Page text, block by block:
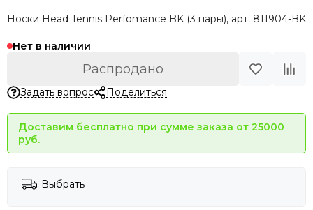
Носки Head Tennis Perfomance BK (3 пары), арт. 811904-BK
Нет в наличии
Распродано
Задать вопрос Поделиться
Доставим бесплатно при сумме заказа от 25000
руб.
Выбрать